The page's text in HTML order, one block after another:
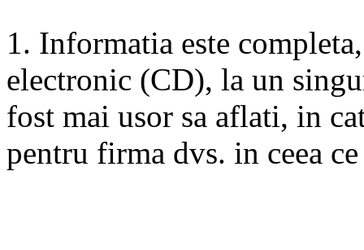
1. Informatia este
electronic (CD), la un
fost mai usor sa aflati, in
pentru firma dvs. in ceea